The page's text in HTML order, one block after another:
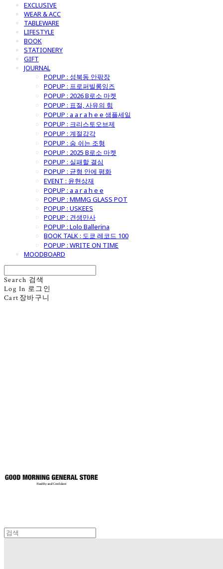
EXCLUSIVE
WEAR & ACC
TABLEWARE
LIFESTYLE
BOOK
STATIONERY
GIFT
JOURNAL
POPUP : 성북동 안팎장
POPUP : 프로퍼빌롱잉즈
POPUP : 2026 B로소 마켓
POPUP : 표절, 사유의 힘
POPUP : a a r a h e e 샘플세일
POPUP : 크리스토오브제
POPUP : 계절감각
POPUP : 숨 쉬는 조형
POPUP : 2025 B로소 마켓
POPUP : 실패할 결심
POPUP : 균형 안에 평화
EVENT : 윤현상재
POPUP : a a r a h e e
POPUP : MMMG GLASS POT
POPUP : USKEES
POPUP : 견생만사
POPUP : Lolo Ballerina
BOOK TALK : 도쿄 레코드 100
POPUP : WRITE ON TIME
MOODBOARD
Search 검색
Log In 로그인
Cart 장바구니